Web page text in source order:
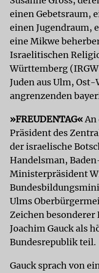
einen Gebetsraum,
einen Jugendraum,
eine Mikwe
Israelitischen
Württemberg
Juden aus Ulm,
angrenzenden
»FREUDENTAG«An
Präsident des
der israelische
Handelsman,
Ministerpräsident
Ulms
Zeichen besonderer
Joachim Gauck als
Bundesrepublik teil.
Gauck sprach von